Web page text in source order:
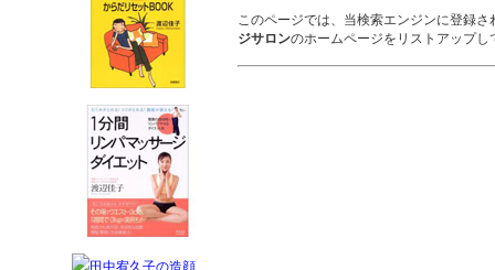
このページでは、当検索エンジンに登録さ
ジサロンのホームページをリストアップし